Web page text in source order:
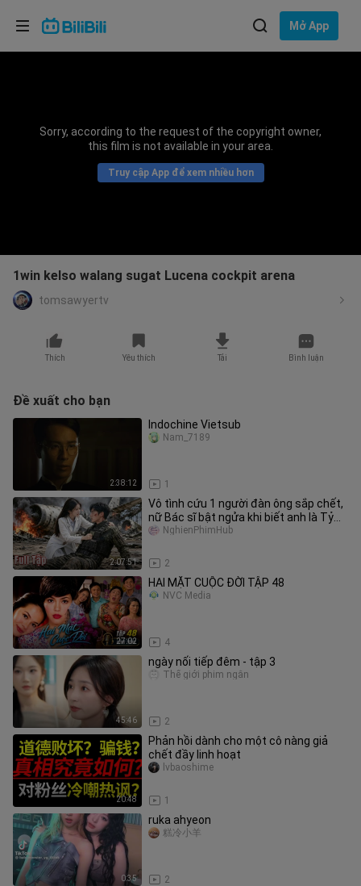
Mở App
Sorry, according to the request of the copyright owner,
this film is not available in your area.
Truy cập App để xem nhiều hơn
1win kelso walang sugat Lucena cockpit arena
tomsawyertv
Thích Yêu thích Tải Bình luận
Đề xuất cho bạn
2:38:12
Indochine Vietsub
1
Nam_7189
2:07:51
Vô tình cứu 1 người đàn ông sắp chết,
nữ Bác sĩ bật ngửa khi biết anh là Tỷ
phú, đời cô thay đổi!
2
NghienPhimHub
27:02
HAI MẶT CUỘC ĐỜI TẬP 48
4
NVC Media
45:46
ngày nối tiếp đêm - tập 3
2
Thế giới phim ngắn
20:48
Phản hồi dành cho một cô nàng giả
chết đầy linh hoạt
1
lvbaoshime
0:35
ruka ahyeon
2
糕冷小羊
Lựa chọn ngôn ngữ
Bahasa Indonesia